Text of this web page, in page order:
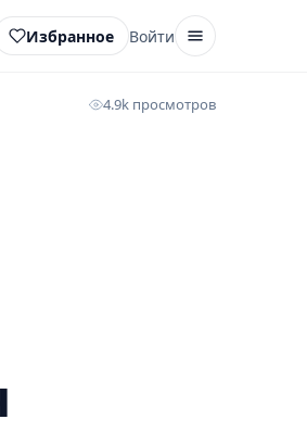
Избранное Войти
4.9k просмотров